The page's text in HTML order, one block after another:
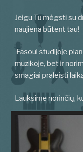
Jeigu Tu mėgsti su
naujiena būtent tau!
Fasoul studijoje
muzikoje, bet ir
smagiai praleisti
Lauksime norinčių,